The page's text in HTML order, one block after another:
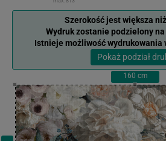
Szerokość jest większa
Wydruk zostanie podzielony
Istnieje możliwość wydrukowania
Pokaż podział
160 cm